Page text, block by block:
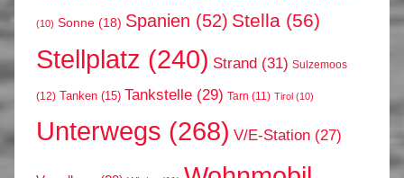
(10) Sonne (18) Spanien (52) Stella (56)
Stellplatz (240) Strand (31) Sulzemoos
(12) Tanken (15) Tankstelle (29) Tarn (11) Tirol (10)
Unterwegs (268) V/E-Station (27)